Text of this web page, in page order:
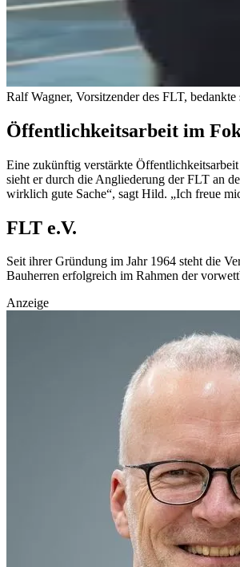
Ralf Wagner, Vorsitzender des FLT,
Öffentlichkeitsarbeit im
Eine zukünftig verstärkte
sieht er durch die Angliederung der FLT an
wirklich gute Sache“, sagt Hild. „Ich freue
FLT e.V.
Seit ihrer Gründung im Jahr 1964 steht die
Bauherren erfolgreich im Rahmen der
Anzeige